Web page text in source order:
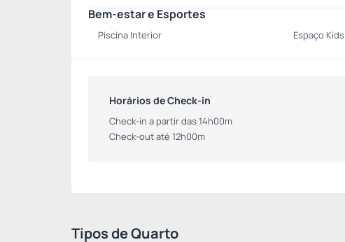
Bem-estar e Esportes
Piscina Interior Espaço Kids
Horários de Check-in
Check-in a partir das 14h00m
Check-out até 12h00m
Tipos de Quarto